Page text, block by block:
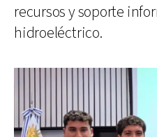
recursos y soporte
hidroeléctrico.